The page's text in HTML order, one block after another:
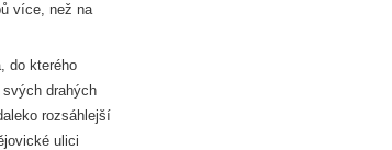
více, než na
do kterého
drahých
rozsáhlejší
ulici